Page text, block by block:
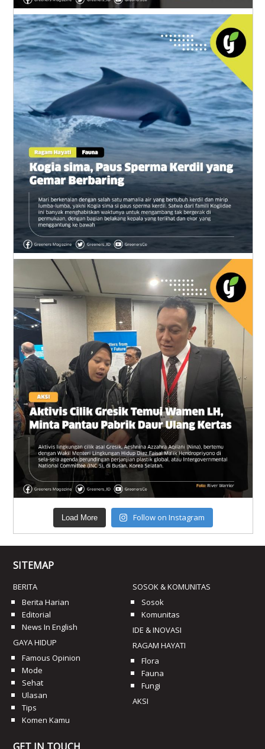
Load More Follow on Instagram
SITEMAP
BERITA
Berita Harian
Editorial
News In English
GAYA HIDUP
Famous Opinion
Mode
Sehat
Ulasan
Tips
Komen Kamu
SOSOK & KOMUNITAS
Sosok
Komunitas
IDE & INOVASI
RAGAM HAYATI
Flora
Fauna
Fungi
AKSI